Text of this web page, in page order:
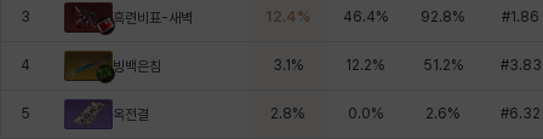
3 흑련비표-새벽 12.4% 46.4% 92.8% #1.86
4 빙백은침 3.1 % 12.2% 51.2% #3.83
5 옥전결 2.8% 0.0% 2.6% #6.32